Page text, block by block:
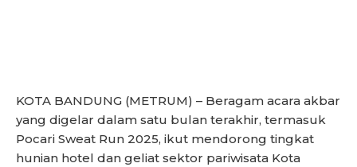
KOTA BANDUNG (METRUM) – Beragam acara akbar
yang digelar dalam satu bulan terakhir, termasuk
Pocari Sweat Run 2025, ikut mendorong tingkat
hunian hotel dan geliat sektor pariwisata Kota